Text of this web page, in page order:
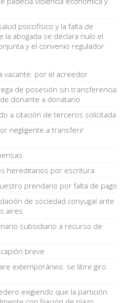
psicofísico y la falta de
abogada se declara nulo el
y el convenio regulador
vacante. por el acreedor
de posesión sin transferencia
donante a donatario
a citación de terceros solicitada
negligente a transferir
hereditarios por escritura
prendario por falta de pago
de sociedad conyugal ante
aires
subsidiario a recurso de
breve
extemporáneo. se libre giro.
exigiendo que la partición